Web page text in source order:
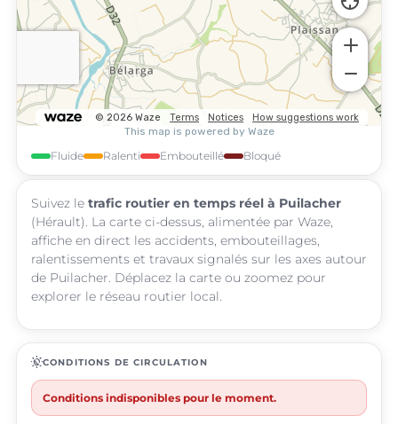
Fluide Ralenti Embouteillé Bloqué
Suivez le trafic routier en temps réel à Puilacher
(Hérault). La carte ci-dessus, alimentée par Waze,
affiche en direct les accidents, embouteillages,
ralentissements et travaux signalés sur les axes autour
de Puilacher. Déplacez la carte ou zoomez pour
explorer le réseau routier local.
routineCONDITIONS DE CIRCULATION
Conditions indisponibles pour le moment.